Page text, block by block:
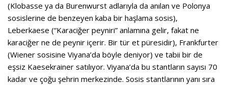
(Klobasse ya da Burenwurst adlarıyla da anılan ve Polonya
sosislerine de benzeyen kaba bir haşlama sosis),
Leberkaese (“Karaciğer peyniri” anlamına gelir, fakat ne
karaciğer ne de peynir içerir. Bir tür et püresidir), Frankfurter
(Wiener sosisine Viyana’da böyle deniyor) ve tabii bir de
eşsiz Kaesekrainer satılıyor. Viyana’da bu stantların sayısı 70
kadar ve çoğu şehrin merkezinde. Sosis stantlarının yanı sıra